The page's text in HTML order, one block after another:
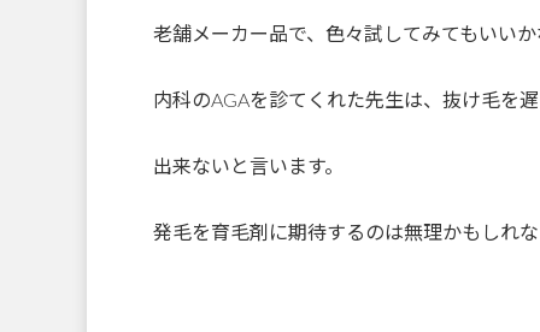
老舗メーカー品で、色々試してみてもいい
内科のAGAを診てくれた先生は、抜け毛を
出来ないと言います。
発毛を育毛剤に期待するのは無理かもしれ